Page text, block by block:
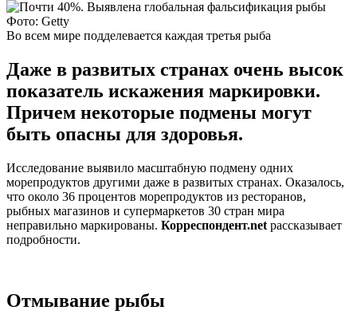
Фото: Getty
Во всем мире подделевается каждая третья рыба
Даже в развитых странах очень высок
показатель искажения маркировки.
Причем некоторые подмены могут
быть опасны для здоровья.
Исследование выявило масштабную подмену одних
морепродуктов другими даже в развитых странах. Оказалось,
что около 36 процентов морепродуктов из ресторанов,
рыбных магазинов и супермаркетов 30 стран мира
неправильно маркированы. Корреспондент.net рассказывает
подробности.
Отмывание рыбы